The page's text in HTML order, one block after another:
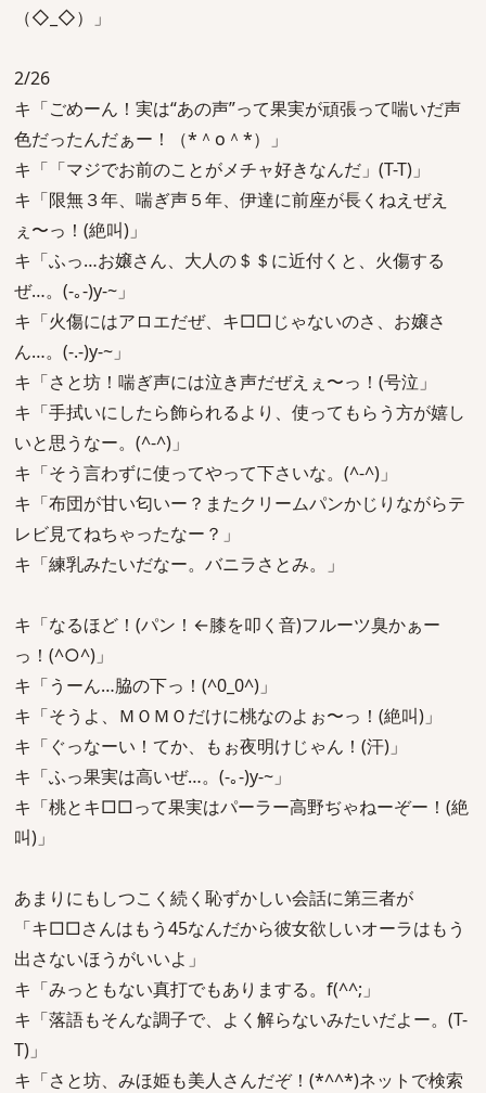
（◇_◇）」
2/26
キ「ごめーん！実は“あの声”って果実が頑張って喘いだ声
色だったんだぁー！（*＾o＾*）」
キ「「マジでお前のことがメチャ好きなんだ」(T-T)」
キ「限無３年、喘ぎ声５年、伊達に前座が長くねえぜえ
ぇ〜っ！(絶叫)」
キ「ふっ…お嬢さん、大人の＄＄に近付くと、火傷する
ぜ…。(-｡-)y-~」
キ「火傷にはアロエだぜ、キ□□じゃないのさ、お嬢さ
ん…。(-.-)y-~」
キ「さと坊！喘ぎ声には泣き声だぜえぇ〜っ！(号泣」
キ「手拭いにしたら飾られるより、使ってもらう方が嬉し
いと思うなー。(^-^)」
キ「そう言わずに使ってやって下さいな。(^-^)」
キ「布団が甘い匂いー？またクリームパンかじりながらテ
レビ見てねちゃったなー？」
キ「練乳みたいだなー。バニラさとみ。」
キ「なるほど！(パン！←膝を叩く音)フルーツ臭かぁー
っ！(^○^)」
キ「うーん…脇の下っ！(^0_0^)」
キ「そうよ、ＭＯＭＯだけに桃なのよぉ〜っ！(絶叫)」
キ「ぐっなーい！てか、もぉ夜明けじゃん！(汗)」
キ「ふっ果実は高いぜ…。(-｡-)y-~」
キ「桃とキ□□って果実はパーラー高野ぢゃねーぞー！(絶
叫)」
あまりにもしつこく続く恥ずかしい会話に第三者が
「キ□□さんはもう45なんだから彼女欲しいオーラはもう
出さないほうがいいよ」
キ「みっともない真打でもありまする。f(^^;」
キ「落語もそんな調子で、よく解らないみたいだよー。(T-
T)」
キ「さと坊、みほ姫も美人さんだぞ！(*^^*)ネットで検索